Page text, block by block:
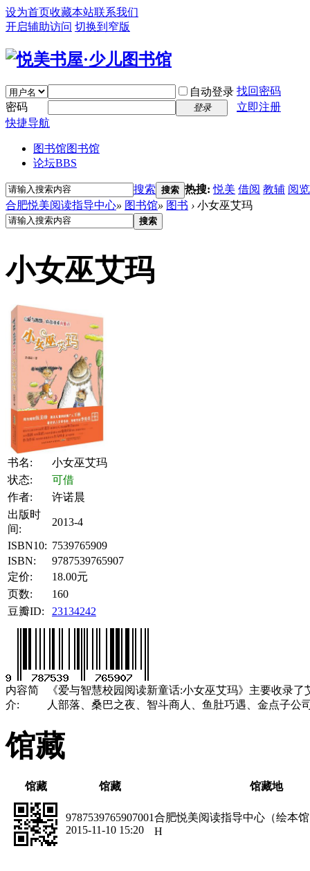
设为首页收藏本站联系我们
开启辅助访问 切换到窄版
自动登录 找回密码
密码
登录
立即注册
快捷导航
图书馆图书馆
论坛BBS
搜索 搜索 热搜:悦美 借阅 教辅 阅览
合肥悦美阅读指导中心» 图书馆» 图书 › 小女巫艾玛
搜索
小女巫艾玛
书名:
小女巫艾玛
状态:
可借
作者:
许诺晨
出版时
间:
2013-4
ISBN10: 7539765909
ISBN:
9787539765907
定价:
18.00元
页数:
160
豆瓣ID:
23134242
内容简
介:
《爱与智慧校园阅读新童话:小女巫艾玛》主要收录
人部落、桑巴之夜、智斗商人、鱼肚巧遇、金点子
馆藏
馆藏 馆藏 馆藏地
9787539765907001
2015-11-10 15:20
合肥悦美阅读指导中心（绘本
H